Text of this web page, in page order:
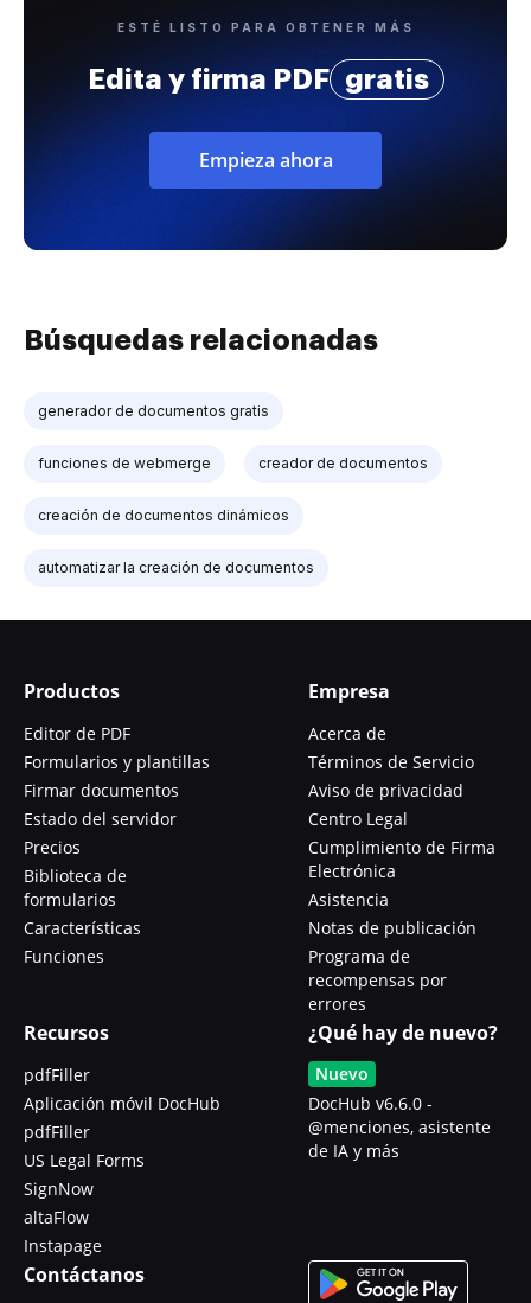
ESTÉ LISTO PARA OBTENER MÁS
Edita y firma PDF gratis
Empieza ahora
Búsquedas relacionadas
generador de documentos gratis
funciones de webmerge creador de documentos
creación de documentos dinámicos
automatizar la creación de documentos
Productos
Editor de PDF
Formularios y plantillas
Firmar documentos
Estado del servidor
Precios
Biblioteca de
formularios
Características
Funciones
Empresa
Acerca de
Términos de Servicio
Aviso de privacidad
Centro Legal
Cumplimiento de Firma
Electrónica
Asistencia
Notas de publicación
Programa de
recompensas por
errores
Recursos
pdfFiller
Aplicación móvil DocHub
pdfFiller
US Legal Forms
SignNow
altaFlow
Instapage
¿Qué hay de nuevo?
Nuevo
DocHub v6.6.0 -
@menciones, asistente
de IA y más
Contáctanos